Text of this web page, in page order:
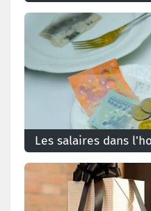
Les salaires dans